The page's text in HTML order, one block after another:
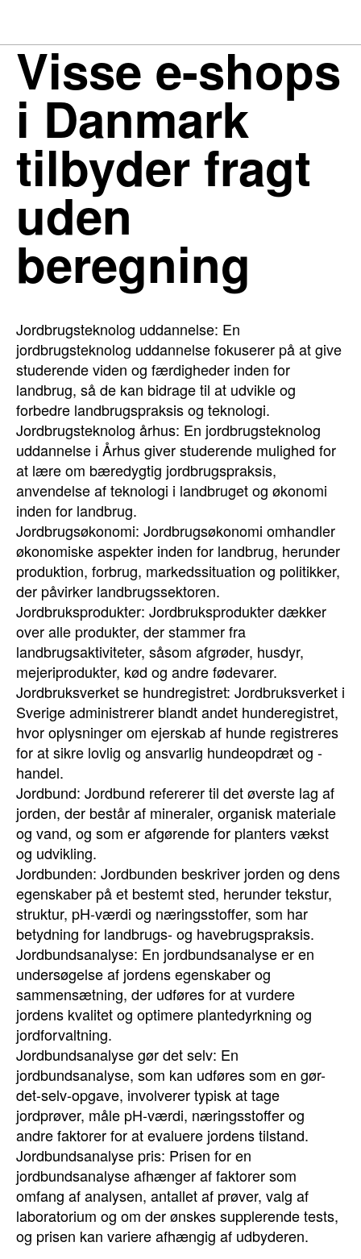
Visse e-shops
i Danmark
tilbyder fragt
uden
beregning
Jordbrugsteknolog uddannelse: En
jordbrugsteknolog uddannelse fokuserer på at give
studerende viden og færdigheder inden for
landbrug, så de kan bidrage til at udvikle og
forbedre landbrugspraksis og teknologi.
Jordbrugsteknolog århus: En jordbrugsteknolog
uddannelse i Århus giver studerende mulighed for
at lære om bæredygtig jordbrugspraksis,
anvendelse af teknologi i landbruget og økonomi
inden for landbrug.
Jordbrugsøkonomi: Jordbrugsøkonomi omhandler
økonomiske aspekter inden for landbrug, herunder
produktion, forbrug, markedssituation og politikker,
der påvirker landbrugssektoren.
Jordbruksprodukter: Jordbruksprodukter dækker
over alle produkter, der stammer fra
landbrugsaktiviteter, såsom afgrøder, husdyr,
mejeriprodukter, kød og andre fødevarer.
Jordbruksverket se hundregistret: Jordbruksverket i
Sverige administrerer blandt andet hunderegistret,
hvor oplysninger om ejerskab af hunde registreres
for at sikre lovlig og ansvarlig hundeopdræt og -
handel.
Jordbund: Jordbund refererer til det øverste lag af
jorden, der består af mineraler, organisk materiale
og vand, og som er afgørende for planters vækst
og udvikling.
Jordbunden: Jordbunden beskriver jorden og dens
egenskaber på et bestemt sted, herunder tekstur,
struktur, pH-værdi og næringsstoffer, som har
betydning for landbrugs- og havebrugspraksis.
Jordbundsanalyse: En jordbundsanalyse er en
undersøgelse af jordens egenskaber og
sammensætning, der udføres for at vurdere
jordens kvalitet og optimere plantedyrkning og
jordforvaltning.
Jordbundsanalyse gør det selv: En
jordbundsanalyse, som kan udføres som en gør-
det-selv-opgave, involverer typisk at tage
jordprøver, måle pH-værdi, næringsstoffer og
andre faktorer for at evaluere jordens tilstand.
Jordbundsanalyse pris: Prisen for en
jordbundsanalyse afhænger af faktorer som
omfang af analysen, antallet af prøver, valg af
laboratorium og om der ønskes supplerende tests,
og prisen kan variere afhængig af udbyderen.